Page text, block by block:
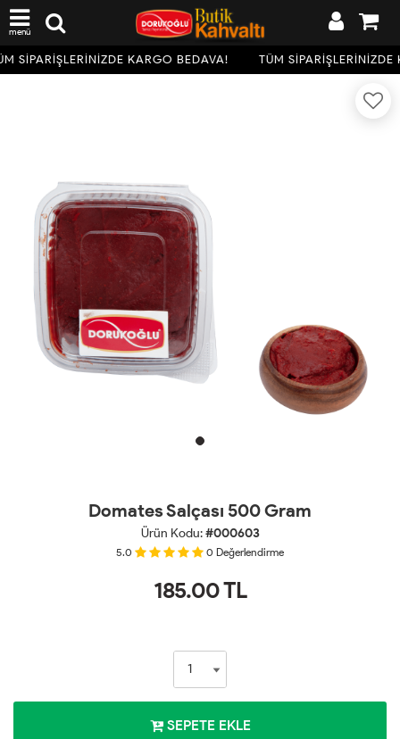
menü
SİPARİŞLERİNİZDE KARGO BEDAVA! TÜM SİPARİŞLERİNİZDE
Domates Salçası 500 Gram
Ürün Kodu:#000603
5.0 0 Değerlendirme
185.00TL
SEPETE EKLE